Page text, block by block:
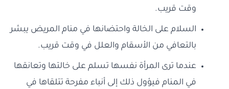
وقت قريب.
السلام على الخالة واحتضانها في منام المريض يبشر
بالتعافي من الأسقام والعلل في وقت قريب.
عندما ترى المرأة نفسها تسلم على خالتها وتعانقها
في المنام فيؤول ذلك إلى أنباء مفرحة تتلقاها في